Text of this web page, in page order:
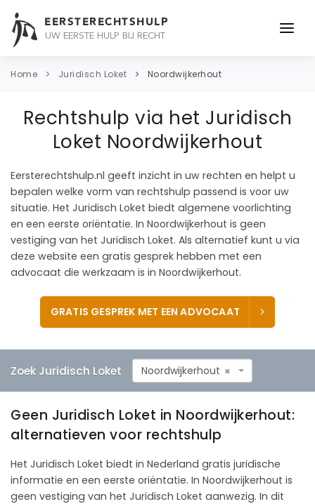
EERSTERECHTSHULP
UW EERSTE HULP BIJ RECHT
ONDERWERPEN
ADVOCAAT
CONTACT
Home Juridisch Loket Noordwijkerhout
Rechtshulp via het Juridisch
Loket Noordwijkerhout
Eersterechtshulp.nl geeft inzicht in uw rechten en helpt u
bepalen welke vorm van rechtshulp passend is voor uw
situatie. Het Juridisch Loket biedt algemene voorlichting
en een eerste oriëntatie. In Noordwijkerhout is geen
vestiging van het Juridisch Loket. Als alternatief kunt u via
deze website een gratis gesprek hebben met een
advocaat die werkzaam is in Noordwijkerhout.
GRATIS GESPREK MET EEN ADVOCAAT
Zoek Juridisch Loket ×
Noordwijkerhout
Geen Juridisch Loket in Noordwijkerhout:
alternatieven voor rechtshulp
Het Juridisch Loket biedt in Nederland gratis juridische
informatie en een eerste oriëntatie. In Noordwijkerhout is
geen vestiging van het Juridisch Loket aanwezig. In dit